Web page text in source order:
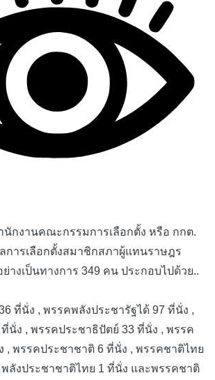
นักงานคณะกรรมการเลือกตั้ง หรือ กกต.
การเลือกตั้งสมาชิกสภาผู้แทนราษฎร
างเป็นทางการ 349 คน ประกอบไปด้วย..
ที่นั่ง , พรรคพลังประชารัฐได้ 97 ที่นั่ง ,
นั่ง , พรรคประชาธิปัตย์ 33 ที่นั่ง , พรรค
, พรรคประชาชาติ 6 ที่นั่ง , พรรคชาติไทย
ลังประชาชาติไทย 1 ที่นั่ง และพรรคชาติ